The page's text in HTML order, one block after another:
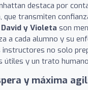
destaca por
que transmiten
y Violeta son
a cada alumno y su
no solo
útiles y un trato
y máxima